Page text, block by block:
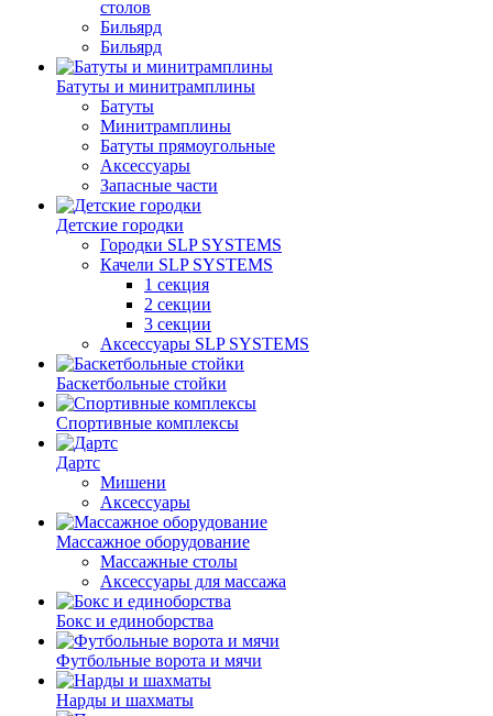
столов
Бильяpд
Бильяpд
Батуты и минитрамплины
Батуты
Минитрамплины
Батуты прямоугольные
Аксессуары
Запасные части
Детские городки
Городки SLP SYSTEMS
Качели SLP SYSTEMS
1 секция
2 секции
3 секции
Аксессуары SLP SYSTEMS
Баскетбольные стойки
Спортивные комплексы
Дартс
Мишени
Аксессуары
Массажное оборудование
Массажные столы
Аксессуары для массажа
Бокс и единоборства
Футбольные ворота и мячи
Нарды и шахматы